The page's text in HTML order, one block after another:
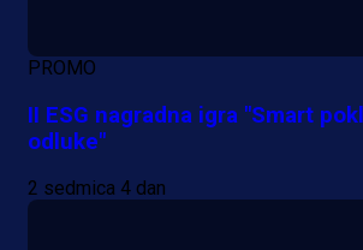
PROMO
II ESG nagradna igra "Smart
odluke"
2 sedmica 4 dan